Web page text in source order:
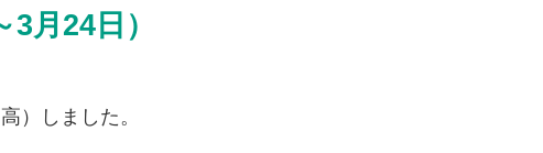
月24日）
）しました。